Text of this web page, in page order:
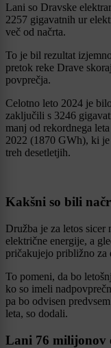
Lani so Dravske
2257 gigavatnih ur
več od načrta.
To je bil rezultat
pretok reke Drave
povprečja.
Celotno leto 2024 je
zaključili s 3246
manj od rekordnega
2022 (1870 GWh), ki
treh desetletjih.
Kakšni so bili
Družba je za letos
električne energije, a
pričakujejo približno za
To pomeni, da bo
ko so imeli
pa bo odvisen
leta, so dodali.
Lani 76 milijonov